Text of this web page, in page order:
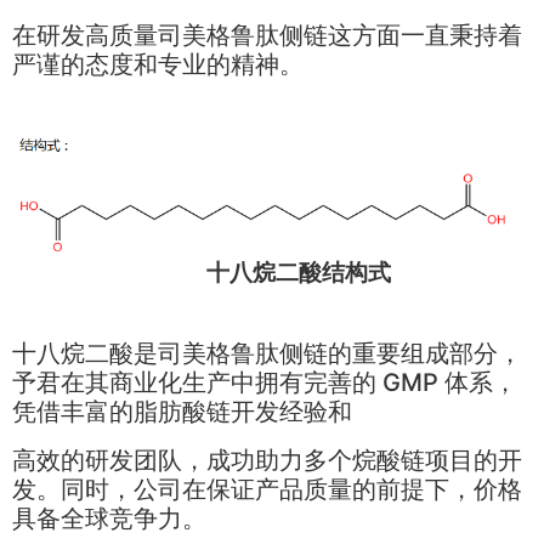
在研发高质量司美格鲁肽侧链这方面一直秉持着
严谨的态度和专业的精神。
十八烷二酸结构式
十八烷二酸是司美格鲁肽侧链的重要组成部分，
予君在其商业化生产中拥有完善的 GMP 体系，
凭借丰富的脂肪酸链开发经验和
高效的研发团队，成功助力多个烷酸链项目的开
发。同时，公司在保证产品质量的前提下，价格
具备全球竞争力。